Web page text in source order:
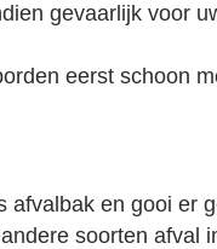
gevaarlijk voor
eerst schoon
afvalbak en gooi er
soorten afval